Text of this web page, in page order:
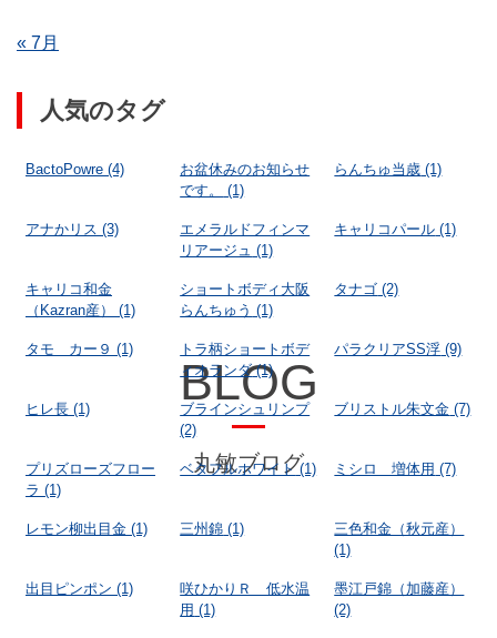
BLOG
丸敏ブログ
« 7月
人気のタグ
BactoPowre (4)
お盆休みのお知らせ
です。
(1)
らんちゅ当歳 (1)
アナかリス (3)
エメラルドフィンマ
リアージュ (1)
キャリコパール (1)
キャリコ和金
（Kazran産）
(1)
ショートボディ大阪
らんちゅう (1)
タナゴ (2)
タモ カー９ (1)
トラ柄ショートボデ
ィオランダ(1)
パラクリアSS浮 (9)
ヒレ長 (1)
ブラインシュリンプ
(2)
ブリストル朱文金 (7)
プリズローズフロー
ラ (1)
ベタフルホワイト(1) ミシロ 増体用 (7)
レモン柳出目金 (1) 三州錦 (1)
三色和金（秋元産）
(1)
出目ピンポン (1)
咲ひかりＲ 低水温
用 (1)
墨江戸錦（加藤産）
(2)